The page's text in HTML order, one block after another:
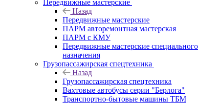
Передвижные мастерские
Назад
Передвижные мастерские
ПАРМ авторемонтная мастерская
ПАРМ с КМУ
Передвижные мастерские специального
назначения
Грузопассажирская спецтехника
Назад
Грузопассажирская спецтехника
Вахтовые автобусы серии "Берлога"
Транспортно-бытовые машины ТБМ